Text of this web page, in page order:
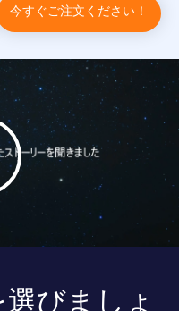
今すぐご注文ください！
びましょ